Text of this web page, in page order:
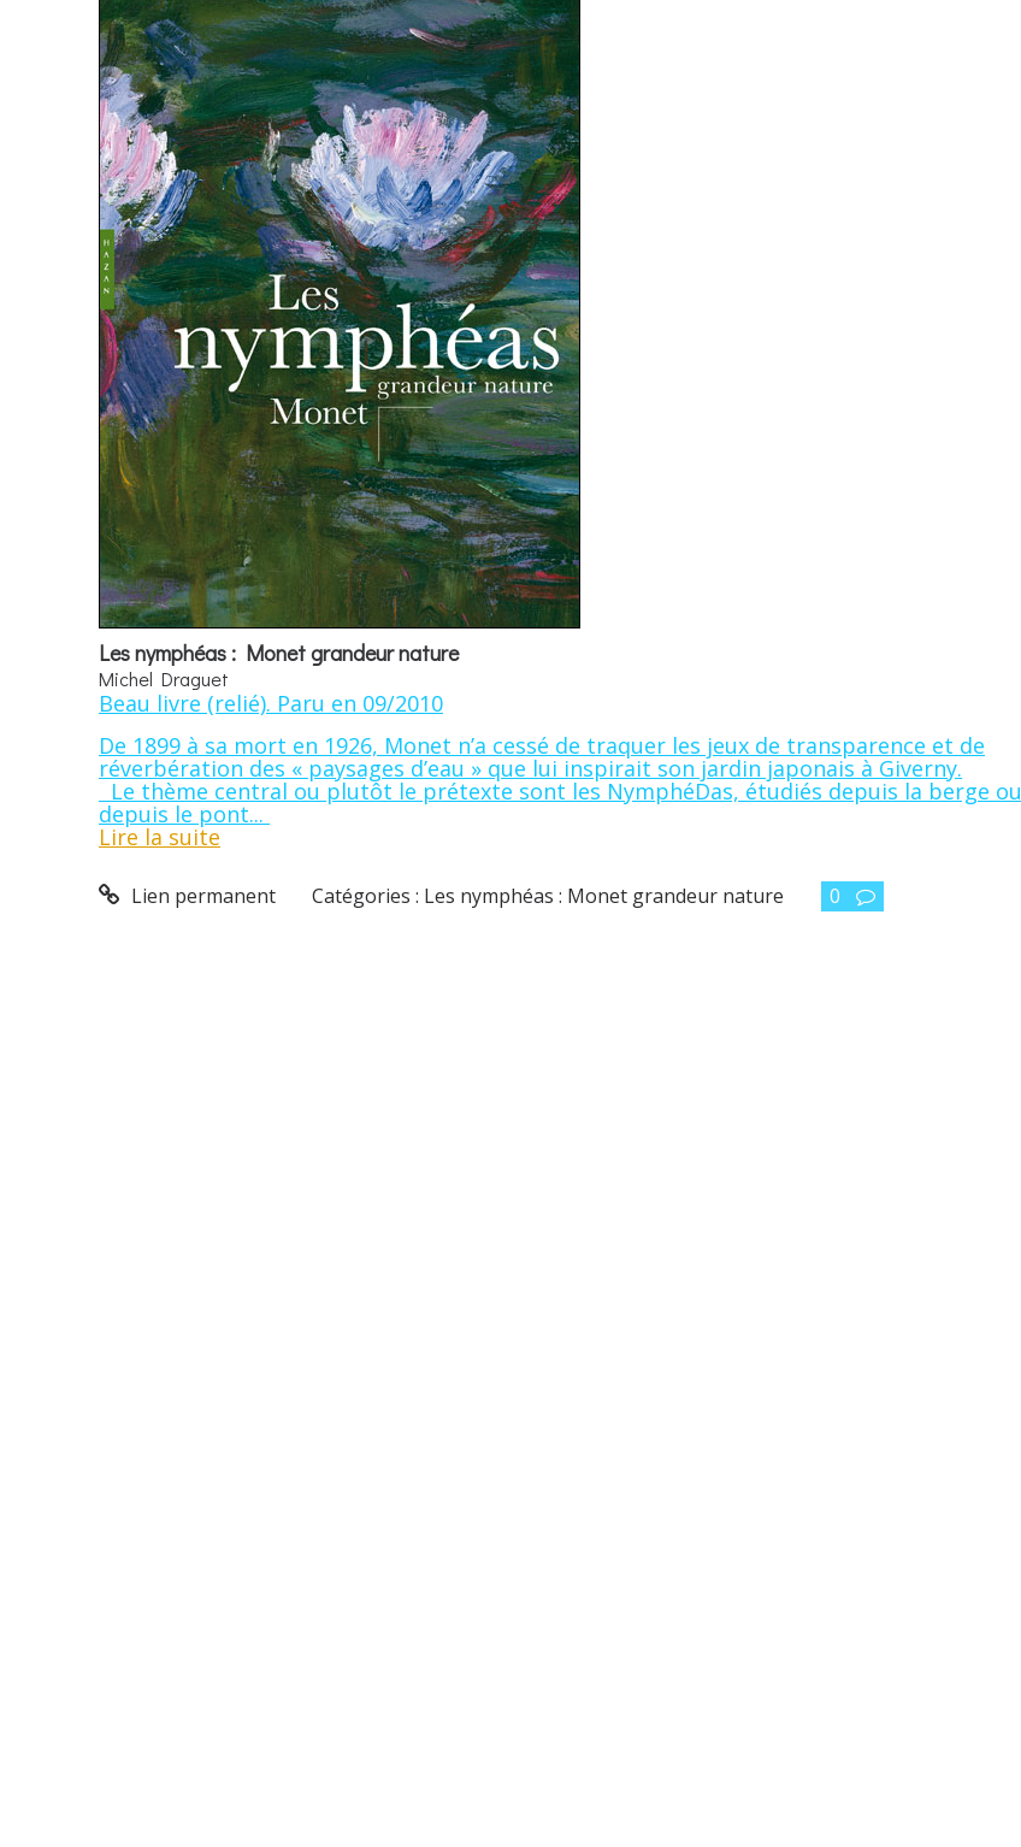
Les nymphéas : Monet grandeur nature
Michel Draguet
Beau livre (relié). Paru en 09/2010
De 1899 à sa mort en 1926, Monet n’a cessé de traquer les jeux de transparence et de
réverbération des « paysages d’eau » que lui inspirait son jardin japonais à Giverny.
Le thème central ou plutôt le prétexte sont les NymphéDas, étudiés depuis la berge ou
depuis le pont...
Lire la suite
Lien permanent Catégories : Les nymphéas : Monet grandeur nature 0